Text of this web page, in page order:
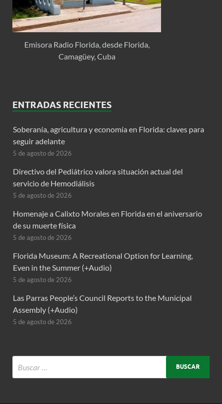
Emisora Radio Florida, desde Florida,
Camagüey, Cuba
ENTRADAS RECIENTES
Soberanía, agricultura y economía en Florida: claves para
seguir adelante
5 de agosto de 2026
Directivo del Pediátrico valora situación actual del
servicio de Hemodiálisis
5 de agosto de 2026
Homenaje a Calixto Morales en Florida en el aniversario
de su muerte física
5 de agosto de 2026
Florida Museum: A Recreational Option for Learning,
Even in the Summer (+Audio)
5 de agosto de 2026
Las Parras People’s Council Reports to the Municipal
Assembly (+Audio)
5 de agosto de 2026